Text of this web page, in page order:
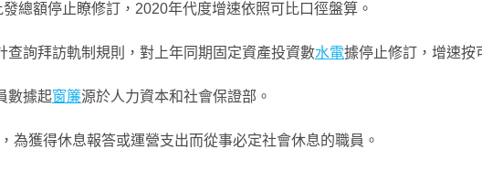
總額停止瞭修訂，2020年代度增速依照可比口徑盤算。
查詢拜訪軌制規則，對上年同期固定資產投資數水電據停止修訂，增速按
數據起窗簾源於人力資本和社會保證部。
為獲得休息報答或運營支出而從事必定社會休息的職員。